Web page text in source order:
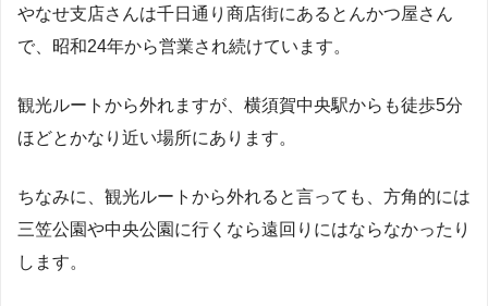
やなせ支店さんは千日通り商店街にあるとんかつ屋さん
で、昭和24年から営業され続けています。
観光ルートから外れますが、横須賀中央駅からも徒歩5分
ほどとかなり近い場所にあります。
ちなみに、観光ルートから外れると言っても、方角的には
三笠公園や中央公園に行くなら遠回りにはならなかったり
します。